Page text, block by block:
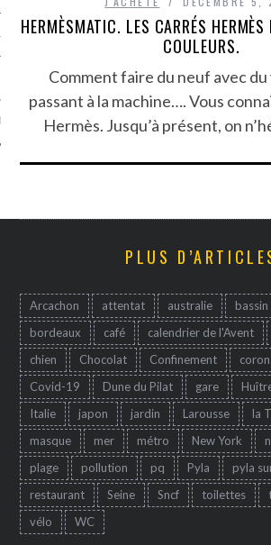
ARCACHON
HERMÈSMATIC. LES CARRÉS HERMÈS
COULEURS.
Comment faire du neuf avec du
passant à la machine…. Vous
Hermès. Jusqu’à présent, on
PLUS
Arcachon attentat australie
bordeaux
café calendrier de l'Avent
chien
Chocolat Confinement
Covid-19
Dune du Pilat gare
Italie
japon jardin Larousse la
masque
mer métro New York
plage
pollution pq Pyla pyla
restaurant
Seine Sncf toilettes
vélo
WC